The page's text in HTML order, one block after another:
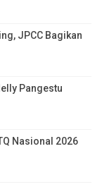
JPCC Bagikan
Pangestu
Nasional 2026